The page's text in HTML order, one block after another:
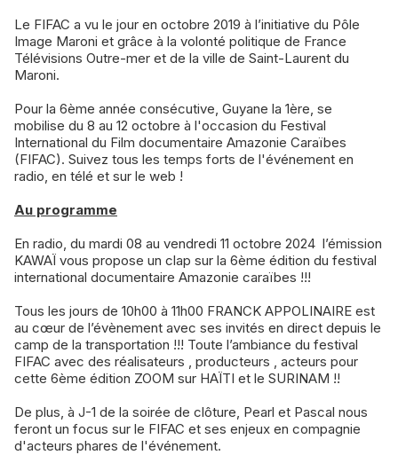
Le FIFAC a vu le jour en octobre 2019 à l’initiative du Pôle
Image Maroni et grâce à la volonté politique de France
Télévisions Outre-mer et de la ville de Saint-Laurent du
Maroni.
Pour la 6ème année consécutive, Guyane la 1ère, se
mobilise du 8 au 12 octobre à l'occasion du Festival
International du Film documentaire Amazonie Caraïbes
(FIFAC). Suivez tous les temps forts de l'événement en
radio, en télé et sur le web !
Au programme
En radio, du mardi 08 au vendredi 11 octobre 2024 l’émission
KAWAÏ vous propose un clap sur la 6ème édition du festival
international documentaire Amazonie caraïbes !!!
Tous les jours de 10h00 à 11h00 FRANCK APPOLINAIRE est
au cœur de l’évènement avec ses invités en direct depuis le
camp de la transportation !!! Toute l’ambiance du festival
FIFAC avec des réalisateurs , producteurs , acteurs pour
cette 6ème édition ZOOM sur HAÏTI et le SURINAM !!
De plus, à J-1 de la soirée de clôture, Pearl et Pascal nous
feront un focus sur le FIFAC et ses enjeux en compagnie
d'acteurs phares de l'événement.